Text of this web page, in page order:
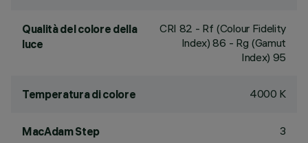
Qualità del colore della
luce
CRI 82 - Rf (Colour Fidelity
Index) 86 - Rg (Gamut
Index) 95
Temperatura di colore 4000 K
MacAdam Step 3